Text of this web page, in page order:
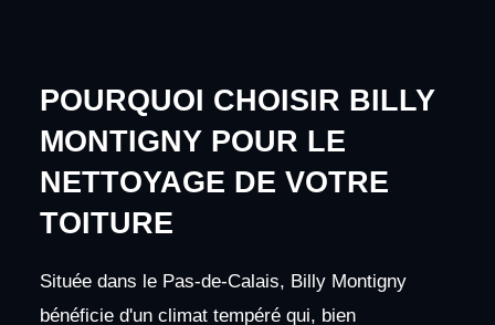
POURQUOI CHOISIR BILLY
MONTIGNY POUR LE
NETTOYAGE DE VOTRE
TOITURE
Située dans le Pas-de-Calais, Billy Montigny
bénéficie d'un climat tempéré qui, bien